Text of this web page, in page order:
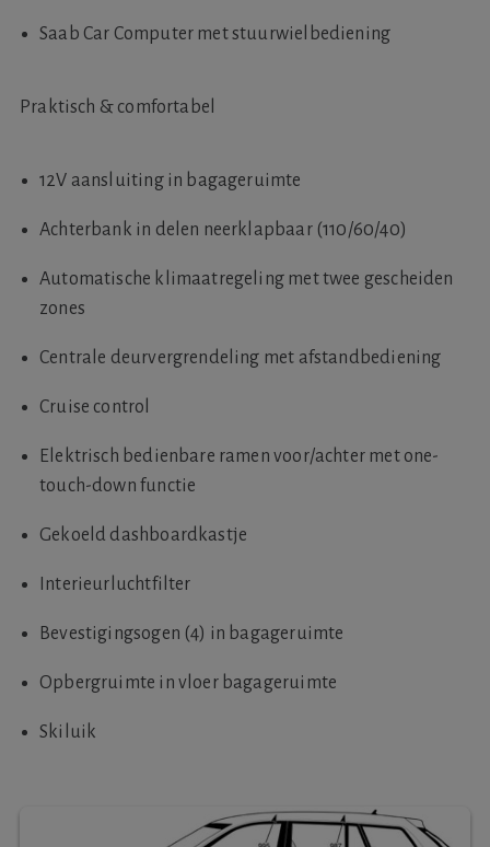
Saab Car Computer met stuurwielbediening
Praktisch & comfortabel
12V aansluiting in bagageruimte
Achterbank in delen neerklapbaar (110/60/40)
Automatische klimaatregeling met twee gescheiden
zones
Centrale deurvergrendeling met afstandbediening
Cruise control
Elektrisch bedienbare ramen voor/achter met one-
touch-down functie
Gekoeld dashboardkastje
Interieurluchtfilter
Bevestigingsogen (4) in bagageruimte
Opbergruimte in vloer bagageruimte
Skiluik